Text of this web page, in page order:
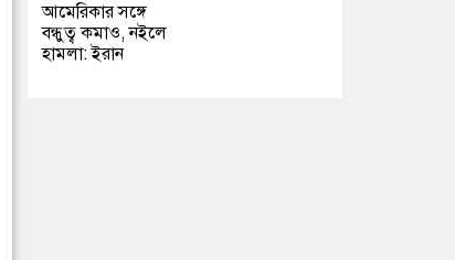
আমেরিকার সঙ্গে
বন্ধুত্ব কমাও, নইলে
হামলা: ইরান